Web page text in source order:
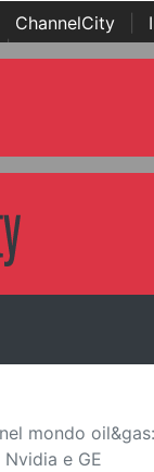
ChannelCity
| Italian Channel
mondo oil&gas:
e GE